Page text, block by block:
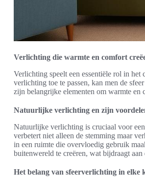
Verlichting die warmte en comfort
Verlichting speelt een essentiële rol in
verlichting toe te passen, kan men de
zijn belangrijke elementen om warmte en
Natuurlijke verlichting en zijn
Natuurlijke verlichting is cruciaal voor
verbetert niet alleen de stemming maar
in een ruimte die overvloedig gebruik
buitenwereld te creëren, wat bijdraagt
Het belang van sfeerverlichting in elke